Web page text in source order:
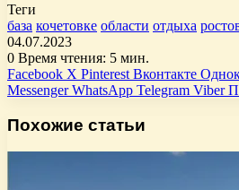
Теги
база кочетовке области отдыха
04.07.2023
0 Время чтения: 5 мин.
Facebook X Pinterest Вконтакте
Messenger WhatsApp Telegram Viber
Похожие статьи